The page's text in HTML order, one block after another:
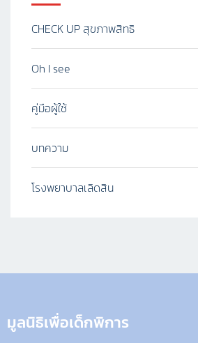
CHECK UP สุขภาพสิทธิ
Oh I see
คู่มือผู้ใช้
บทความ
โรงพยาบาลเลิดสิน
มูลนิธิเพื่อเด็กพิการ​